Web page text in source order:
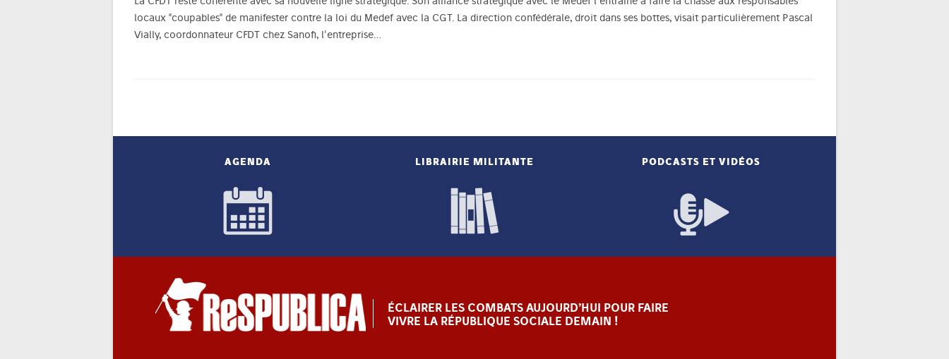
locaux "coupables" de manifester contre la loi du Medef avec la CGT. La direction confédérale, droit dans ses bottes, visait particulièrement Pascal
Vially, coordonnateur CFDT chez Sanofi, l'entreprise…
AGENDA LIBRAIRIE MILITANTE PODCASTS ET VIDÉOS
ÉCLAIRER LES COMBATS AUJOURD’HUI POUR FAIRE
VIVRE LA RÉPUBLIQUE SOCIALE DEMAIN !